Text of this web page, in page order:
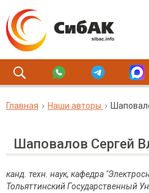
Главная Наши авторы
Шаповалов Сергей
канд. техн. наук, кафедра
Тольяттинский Государственный